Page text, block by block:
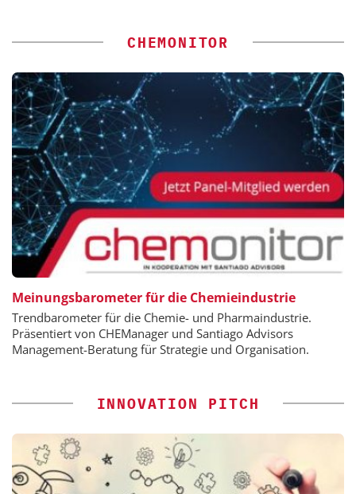
CHEMONITOR
Meinungsbarometer für die Chemieindustrie
Trendbarometer für die Chemie- und Pharmaindustrie.
Präsentiert von CHEManager und Santiago Advisors
Management-Beratung für Strategie und Organisation.
INNOVATION PITCH